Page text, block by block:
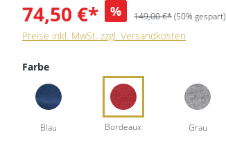
74,50 €* % 149,00 €*(50% gespart)
Preise inkl. MwSt. zzgl. Versandkosten
Farbe